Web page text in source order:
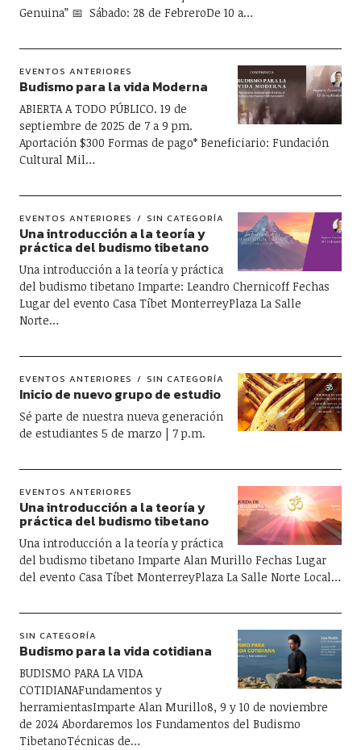
Genuina” 📅 Sábado: 28 de FebreroDe 10 a…
EVENTOS ANTERIORES
Budismo para la vida Moderna
ABIERTA A TODO PÚBLICO. 19 de
septiembre de 2025 de 7 a 9 pm.
Aportación $300 Formas de pago* Beneficiario: Fundación
Cultural Mil…
EVENTOS ANTERIORES SIN CATEGORÍA
Una introducción a la teoría y
práctica del budismo tibetano
Una introducción a la teoría y práctica
del budismo tibetano Imparte: Leandro Chernicoff Fechas
Lugar del evento Casa Tíbet MonterreyPlaza La Salle
Norte…
EVENTOS ANTERIORES SIN CATEGORÍA
Inicio de nuevo grupo de estudio
Sé parte de nuestra nueva generación
de estudiantes 5 de marzo | 7 p.m.
EVENTOS ANTERIORES
Una introducción a la teoría y
práctica del budismo tibetano
Una introducción a la teoría y práctica
del budismo tibetano Imparte Alan Murillo Fechas Lugar
del evento Casa Tíbet MonterreyPlaza La Salle Norte Local…
SIN CATEGORÍA
Budismo para la vida cotidiana
BUDISMO PARA LA VIDA
COTIDIANAFundamentos y
herramientasImparte Alan Murillo8, 9 y 10 de noviembre
de 2024 Abordaremos los Fundamentos del Budismo
TibetanoTécnicas de…